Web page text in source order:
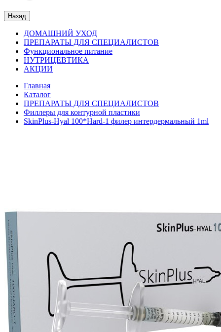
Назад
ДОМАШНИЙ УХОД
ПРЕПАРАТЫ ДЛЯ СПЕЦИАЛИСТОВ
Функциональное питание
НУТРИЦЕВТИКА
АКЦИИ
Главная
Каталог
ПРЕПАРАТЫ ДЛЯ СПЕЦИАЛИСТОВ
Филлеры для контурной пластики
SkinPlus-Hyal 100*Hard-1 филер интердермальный 1ml